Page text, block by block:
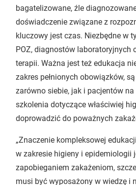
bagatelizowane, źle
doświadczenie związane z
kluczowy jest czas. Niezbędne w
POZ, diagnostów laboratoryjnych
terapii. Ważna jest też edukacja
zakres pełnionych obowiązków,
zarówno siebie, jak i pacjentów
szkolenia dotyczące właściwiej
doprowadzić do poważnych
„Znaczenie kompleksowej
w zakresie higieny i epidemiologii
zapobieganiem zakażeniom,
musi być wyposażony w wiedzę i